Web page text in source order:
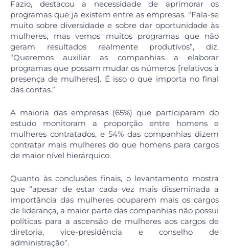
Fazio, destacou a necessidade de aprimorar os
programas que já existem entre as empresas. “Fala-se
muito sobre diversidade e sobre dar oportunidade às
mulheres, mas vemos muitos programas que não
geram resultados realmente produtivos”, diz.
“Queremos auxiliar as companhias a elaborar
programas que possam mudar os números [relativos à
presença de mulheres]. É isso o que importa no final
das contas.”
A maioria das empresas (65%) que participaram do
estudo monitoram a proporção entre homens e
mulheres contratados, e 54% das companhias dizem
contratar mais mulheres do que homens para cargos
de maior nível hierárquico.
Quanto às conclusões finais, o levantamento mostra
que “apesar de estar cada vez mais disseminada a
importância das mulheres ocuparem mais os cargos
de liderança, a maior parte das companhias não possui
políticas para a ascensão de mulheres aos cargos de
diretoria, vice-presidência e conselho de
administração”.